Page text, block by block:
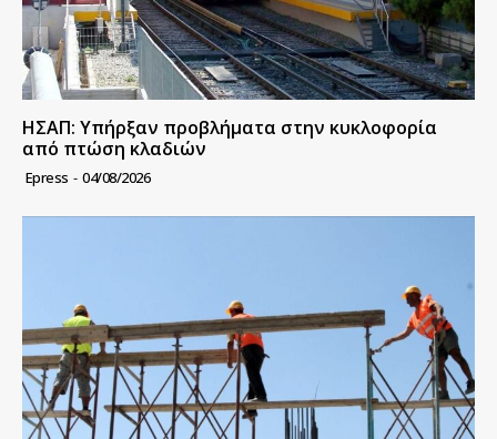
ΗΣΑΠ: Υπήρξαν προβλήματα στην κυκλοφορία
από πτώση κλαδιών
Epress - 04/08/2026